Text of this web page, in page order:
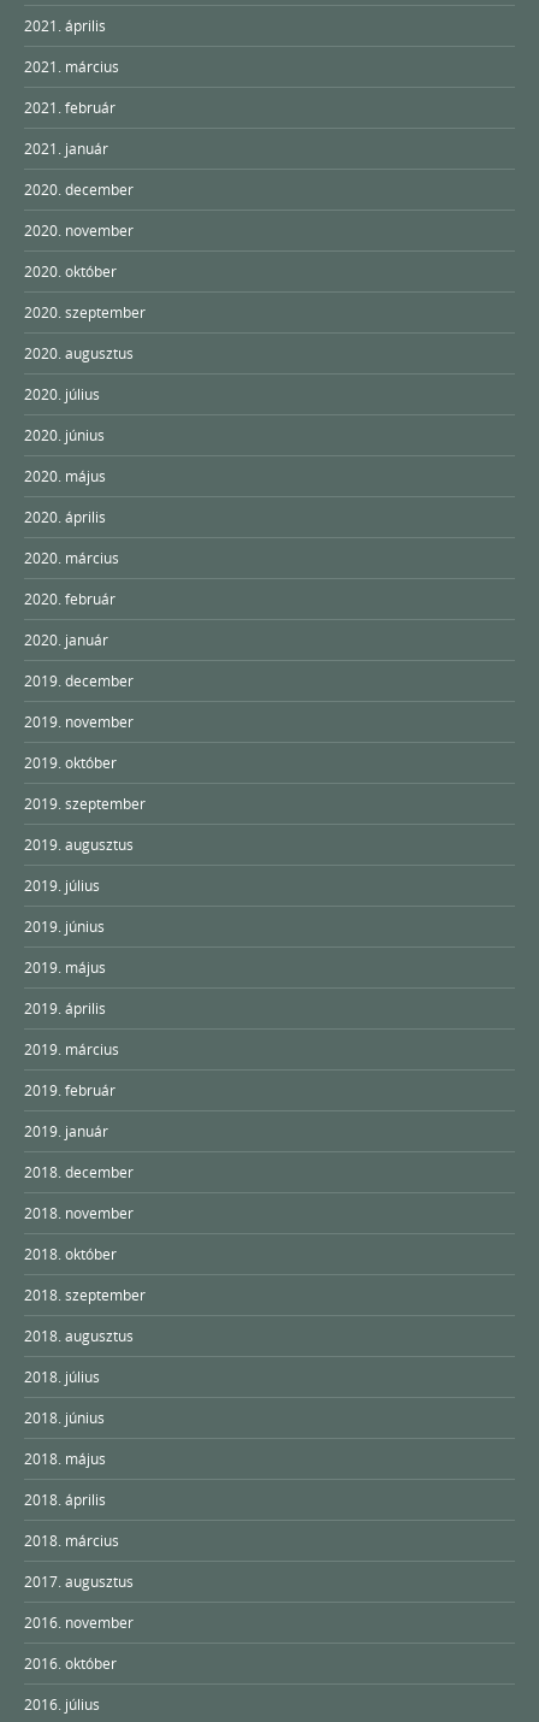
2021. április
2021. március
2021. február
2021. január
2020. december
2020. november
2020. október
2020. szeptember
2020. augusztus
2020. július
2020. június
2020. május
2020. április
2020. március
2020. február
2020. január
2019. december
2019. november
2019. október
2019. szeptember
2019. augusztus
2019. július
2019. június
2019. május
2019. április
2019. március
2019. február
2019. január
2018. december
2018. november
2018. október
2018. szeptember
2018. augusztus
2018. július
2018. június
2018. május
2018. április
2018. március
2017. augusztus
2016. november
2016. október
2016. július